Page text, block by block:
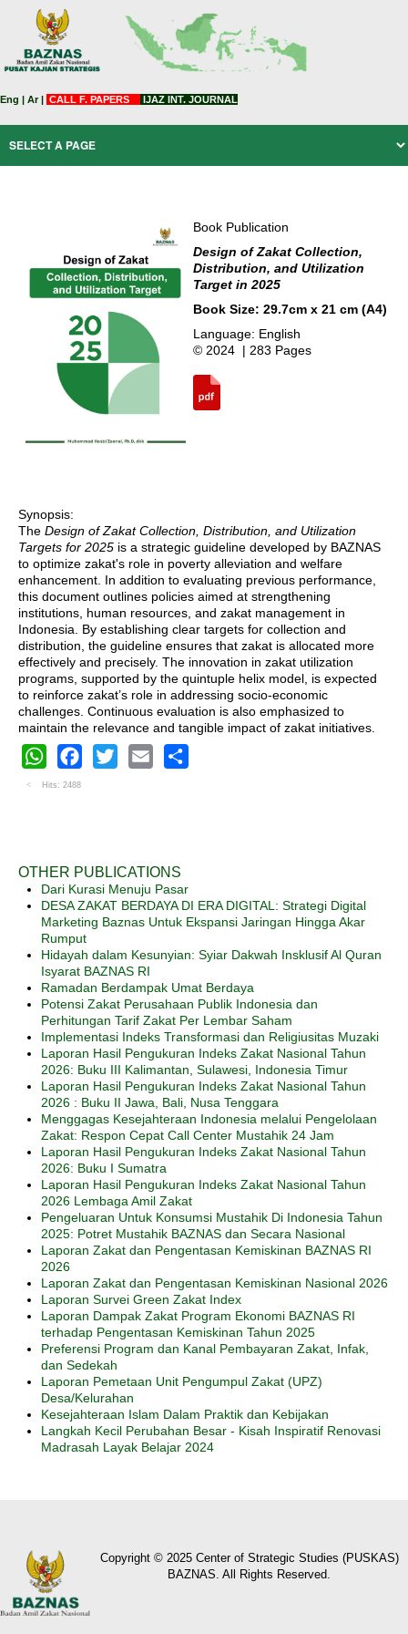
Eng | Ar| CALL F. PAPERS IJAZ INT. JOURNAL
Book Publication
Design of Zakat Collection,
Distribution, and Utilization
Target in 2025
Book Size: 29.7cm x 21 cm (A4)
Language: English
© 2024 | 283 Pages
Synopsis:
The Design of Zakat Collection, Distribution, and Utilization
Targets for 2025 is a strategic guideline developed by BAZNAS
to optimize zakat's role in poverty alleviation and welfare
enhancement. In addition to evaluating previous performance,
this document outlines policies aimed at strengthening
institutions, human resources, and zakat management in
Indonesia. By establishing clear targets for collection and
distribution, the guideline ensures that zakat is allocated more
effectively and precisely. The innovation in zakat utilization
programs, supported by the quintuple helix model, is expected
to reinforce zakat’s role in addressing socio-economic
challenges. Continuous evaluation is also emphasized to
maintain the relevance and tangible impact of zakat initiatives.
WhatsAppFacebook
Hits: 2488
OTHER PUBLICATIONS
Dari Kurasi Menuju Pasar
DESA ZAKAT BERDAYA DI ERA DIGITAL: Strategi Digital
Marketing Baznas Untuk Ekspansi Jaringan Hingga Akar
Rumput
Hidayah dalam Kesunyian: Syiar Dakwah Insklusif Al Quran
Isyarat BAZNAS RI
Ramadan Berdampak Umat Berdaya
Potensi Zakat Perusahaan Publik Indonesia dan
Perhitungan Tarif Zakat Per Lembar Saham
Implementasi Indeks Transformasi dan Religiusitas Muzaki
Laporan Hasil Pengukuran Indeks Zakat Nasional Tahun
2026: Buku III Kalimantan, Sulawesi, Indonesia Timur
Laporan Hasil Pengukuran Indeks Zakat Nasional Tahun
2026 : Buku II Jawa, Bali, Nusa Tenggara
Menggagas Kesejahteraan Indonesia melalui Pengelolaan
Zakat: Respon Cepat Call Center Mustahik 24 Jam
Laporan Hasil Pengukuran Indeks Zakat Nasional Tahun
2026: Buku I Sumatra
Laporan Hasil Pengukuran Indeks Zakat Nasional Tahun
2026 Lembaga Amil Zakat
Pengeluaran Untuk Konsumsi Mustahik Di Indonesia Tahun
2025: Potret Mustahik BAZNAS dan Secara Nasional
Laporan Zakat dan Pengentasan Kemiskinan BAZNAS RI
2026
Laporan Zakat dan Pengentasan Kemiskinan Nasional 2026
Laporan Survei Green Zakat Index
Laporan Dampak Zakat Program Ekonomi BAZNAS RI
terhadap Pengentasan Kemiskinan Tahun 2025
Preferensi Program dan Kanal Pembayaran Zakat, Infak,
dan Sedekah
Laporan Pemetaan Unit Pengumpul Zakat (UPZ)
Desa/Kelurahan
Kesejahteraan Islam Dalam Praktik dan Kebijakan
Langkah Kecil Perubahan Besar - Kisah Inspiratif Renovasi
Madrasah Layak Belajar 2024
Copyright © 2025 Center of Strategic Studies (PUSKAS)
BAZNAS. All Rights Reserved.